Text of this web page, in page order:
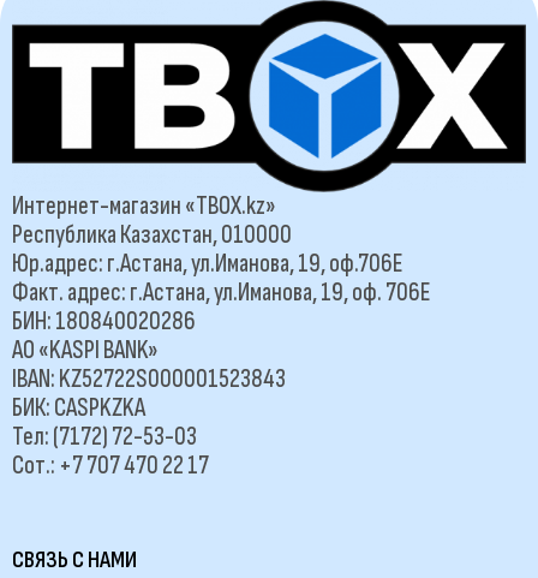
Интернет-магазин «TBOX.kz»
Республика Казахстан, 010000
Юр.адрес: г.Астана, ул.Иманова, 19, оф.706Е
Факт. адрес: г.Астана, ул.Иманова, 19, оф. 706Е
БИН: 180840020286
АО «KASPI BANK»
IBAN: KZ52722S000001523843
БИК: CASPKZKA
Тел: (7172) 72-53-03
Сот.: +7 707 470 22 17
СВЯЗЬ С НАМИ